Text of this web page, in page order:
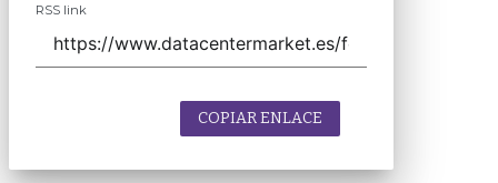
RSS link
COPIAR ENLACE